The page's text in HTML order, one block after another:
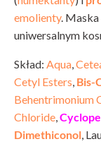
emolienty.
uniwersalnym
Skład: Aqua,
Cetyl Esters, Bis-
Behentrimonium
Chloride,
Dimethiconol,